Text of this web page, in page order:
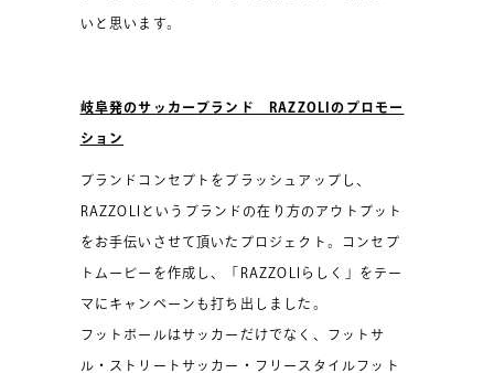
いと思います。
岐阜発のサッカーブランド RAZZOLIのプロモー
ション
ブランドコンセプトをブラッシュアップし、
RAZZOLIというブランドの在り方のアウトプット
をお手伝いさせて頂いたプロジェクト。コンセプ
トムービーを作成し、「RAZZOLIらしく」をテー
マにキャンペーンも打ち出しました。
フットボールはサッカーだけでなく、フットサ
ル・ストリートサッカー・フリースタイルフット